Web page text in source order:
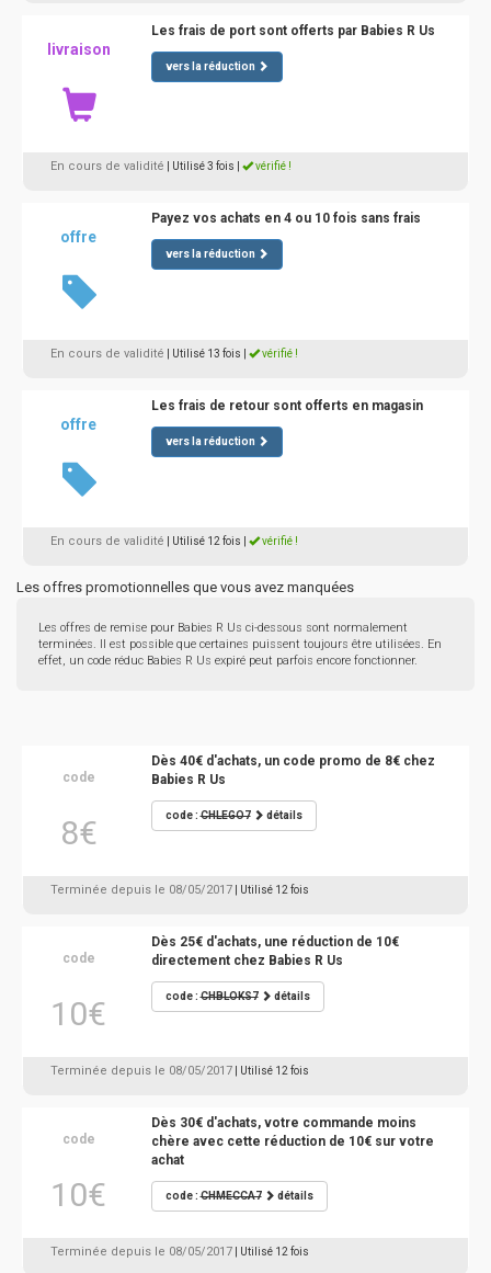
livraison
Les frais de port sont offerts par Babies R Us
vers la réduction
En cours de validité | Utilisé 3 fois vérifié !
offre
Payez vos achats en 4 ou 10 fois sans frais
vers la réduction
En cours de validité | Utilisé 13 fois vérifié !
offre
Les frais de retour sont offerts en magasin
vers la réduction
En cours de validité | Utilisé 12 fois vérifié !
Les offres promotionnelles que vous avez manquées
Les offres de remise pour Babies R Us ci-dessous sont normalement
terminées. Il est possible que certaines puissent toujours être utilisées. En
effet, un code réduc Babies R Us expiré peut parfois encore fonctionner.
code
8€
Dès 40€ d'achats, un code promo de 8€ chez
Babies R Us
code :CHLEGO7 détails
Terminée depuis le 08/05/2017 | Utilisé 12 fois
code
10€
Dès 25€ d'achats, une réduction de 10€
directement chez Babies R Us
code :CHBLOKS7 détails
Terminée depuis le 08/05/2017 | Utilisé 12 fois
code
10€
Dès 30€ d'achats, votre commande moins
chère avec cette réduction de 10€ sur votre
achat
code :CHMECCA7 détails
Terminée depuis le 08/05/2017 | Utilisé 12 fois